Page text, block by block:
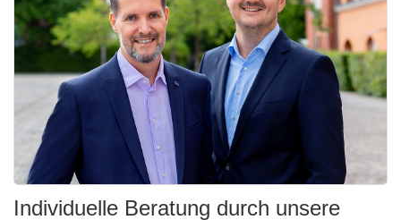
Individuelle Beratung durch unsere